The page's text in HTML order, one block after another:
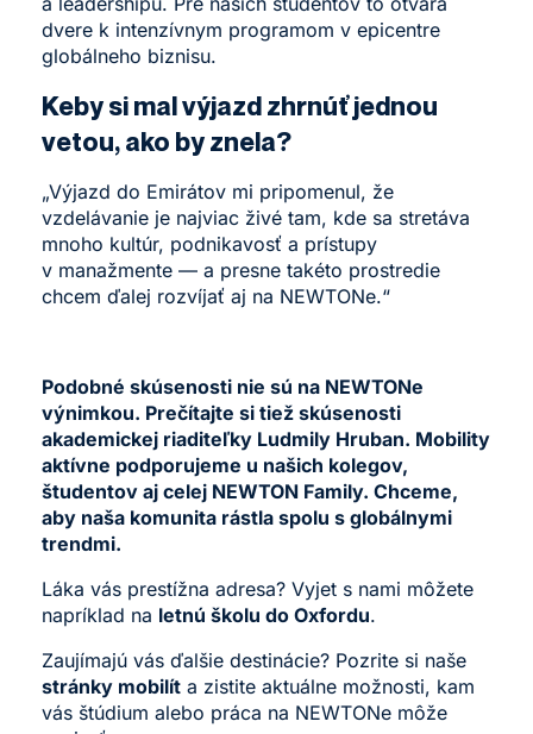
dvere k intenzívnym programom v epicentre
globálneho biznisu.
Keby si mal výjazd zhrnúť jednou
vetou, ako by znela?
„Výjazd do Emirátov mi pripomenul, že
vzdelávanie je najviac živé tam, kde sa stretáva
mnoho kultúr, podnikavosť a prístupy
v manažmente — a presne takéto prostredie
chcem ďalej rozvíjať aj na NEWTONe.“
Podobné skúsenosti nie sú na NEWTONe
výnimkou. Prečítajte si tiež skúsenosti
akademickej riaditeľky Ludmily Hruban. Mobility
aktívne podporujeme u našich kolegov,
študentov aj celej NEWTON Family. Chceme,
aby naša komunita rástla spolu s globálnymi
trendmi.
Láka vás prestížna adresa? Vyjet s nami môžete
napríklad na letnú školu do Oxfordu.
Zaujímajú vás ďalšie destinácie? Pozrite si naše
stránky mobilíta zistite aktuálne možnosti, kam
vás štúdium alebo práca na NEWTONe môže